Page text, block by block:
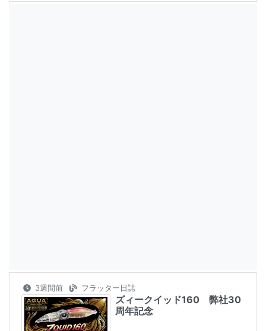
3週間前 フラッター日誌
ズィークイッド160 弊社30
周年記念